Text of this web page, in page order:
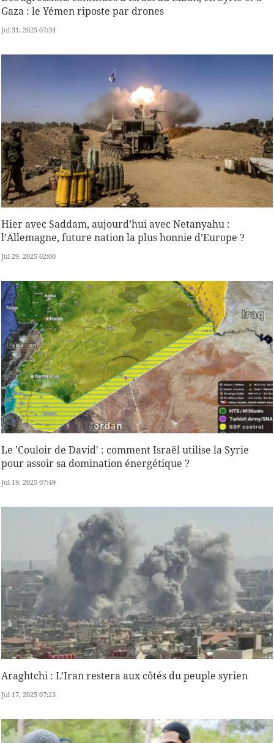
Gaza : le Yémen riposte par drones
Jul 31, 2025 07:34
Hier avec Saddam, aujourd’hui avec Netanyahu :
l’Allemagne, future nation la plus honnie d’Europe ?
Jul 29, 2025 02:00
Le 'Couloir de David' : comment Israël utilise la Syrie
pour assoir sa domination énergétique ?
Jul 19, 2025 07:49
Araghtchi : L’Iran restera aux côtés du peuple syrien
Jul 17, 2025 07:23